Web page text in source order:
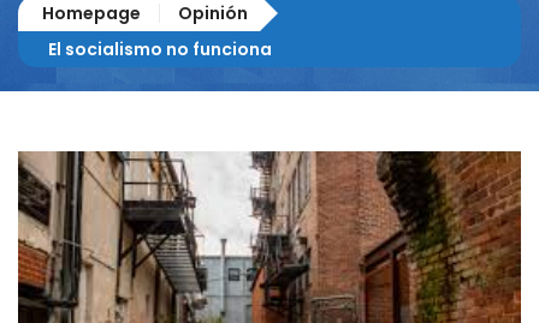
Homepage
Opinión
El socialismo no funciona